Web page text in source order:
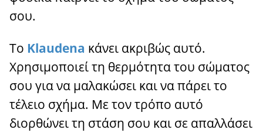
σου.
Το Klaudena κάνει ακριβώς αυτό.
Χρησιμοποιεί τη θερμότητα του σώματος
σου για να μαλακώσει και να πάρει το
τέλειο σχήμα. Με τον τρόπο αυτό
διορθώνει τη στάση σου και σε απαλλάσει